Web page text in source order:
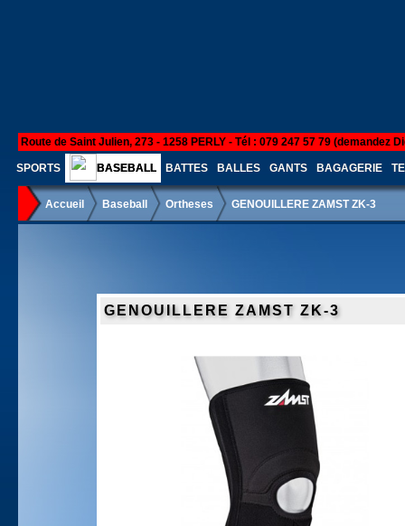
Route de Saint Julien, 273 - 1258 PERLY - Tél : 079 247 57 79 (demandez
SPORTS BASEBALL BATTES BALLES GANTS BAGAGERIE
Accueil Baseball Ortheses GENOUILLERE ZAMST ZK-3
GENOUILLERE ZAMST ZK-3